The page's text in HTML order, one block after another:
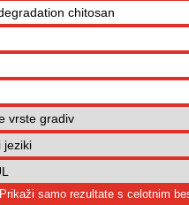
Prikaži samo rezultate s celotnim